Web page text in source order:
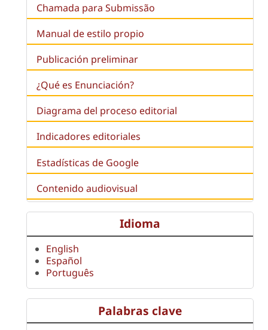
Chamada para Submissão
Manual de estilo propio
Publicación preliminar
¿Qué es Enunciación?
Diagrama del proceso editorial
Indicadores editoriales
Estadísticas de Google
Contenido audiovisual
Idioma
English
Español
Português
Palabras clave